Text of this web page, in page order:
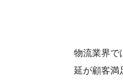
物流業界で
延が顧客満